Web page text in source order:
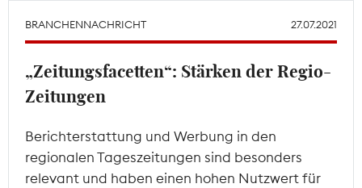
Mitgliederbereich
BRANCHENNACHRICHT 27.07.2021
„Zeitungsfacetten“: Stärken der Regio-
Zeitungen
Berichterstattung und Werbung in den
regionalen Tageszeitungen sind besonders
relevant und haben einen hohen Nutzwert für